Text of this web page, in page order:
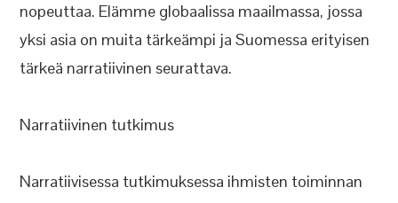
nopeuttaa. Elämme globaalissa maailmassa, jossa
yksi asia on muita tärkeämpi ja Suomessa erityisen
tärkeä narratiivinen seurattava.
Narratiivinen tutkimus
Narratiivisessa tutkimuksessa ihmisten toiminnan